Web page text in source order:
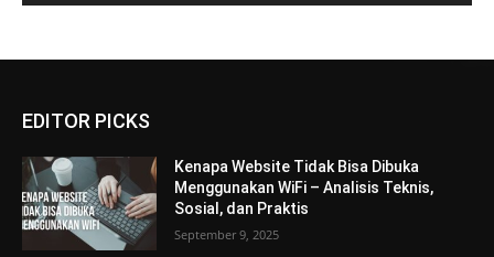
EDITOR PICKS
Kenapa Website Tidak Bisa Dibuka
Menggunakan WiFi – Analisis Teknis,
Sosial, dan Praktis
September 9, 2025